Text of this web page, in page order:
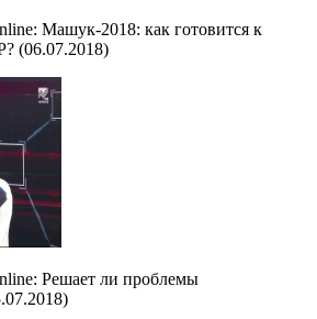
Машук-2018: как готовится к
(06.07.2018)
Решает ли проблемы